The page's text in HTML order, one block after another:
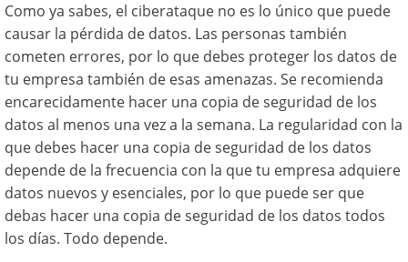
Como ya sabes, el ciberataque no es lo único que puede
causar la pérdida de datos. Las personas también
cometen errores, por lo que debes proteger los datos de
tu empresa también de esas amenazas. Se recomienda
encarecidamente hacer una copia de seguridad de los
datos al menos una vez a la semana. La regularidad con la
que debes hacer una copia de seguridad de los datos
depende de la frecuencia con la que tu empresa adquiere
datos nuevos y esenciales, por lo que puede ser que
debas hacer una copia de seguridad de los datos todos
los días. Todo depende.